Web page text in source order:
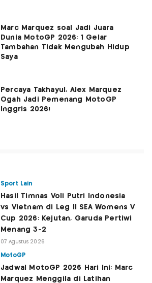
Marc Marquez soal Jadi Juara
Dunia MotoGP 2026: 1 Gelar
Tambahan Tidak Mengubah Hidup
Saya
Percaya Takhayul, Alex Marquez
Ogah Jadi Pemenang MotoGP
Inggris 2026!
Sport Lain
Hasil Timnas Voli Putri Indonesia
vs Vietnam di Leg II SEA Womens V
Cup 2026: Kejutan, Garuda Pertiwi
Menang 3-2
07 Agustus 2026
MotoGP
Jadwal MotoGP 2026 Hari Ini: Marc
Marquez Menggila di Latihan